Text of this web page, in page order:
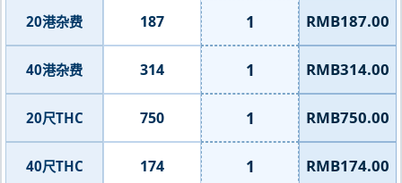
20港杂费 187 1 RMB187.00
40港杂费 314 1 RMB314.00
20尺THC 750 1 RMB750.00
40尺THC 174 1 RMB174.00